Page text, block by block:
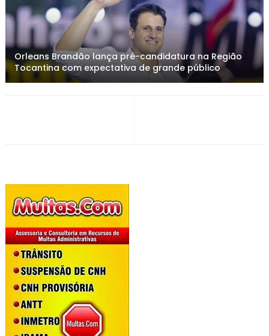
Orleans Brandão lança pré-candidatura na Região
Tocantina com expectativa de grande público